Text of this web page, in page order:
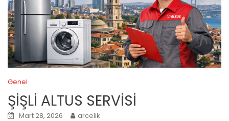
Genel
ŞİŞLİ ALTUS SERVİSİ
Mart 28, 2026
arcelik